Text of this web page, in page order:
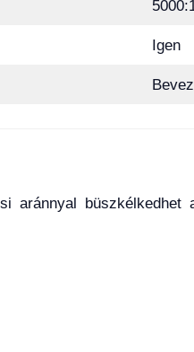
Igen
aránnyal büszkélkedhet